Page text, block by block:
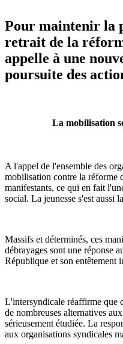
Pour maintenir la
retrait de la
appelle à une
poursuite des
La mobilisation
A l'appel de l'ensemble des
mobilisation contre la réforme
manifestants, ce qui en fait
social. La jeunesse s'est aussi
Massifs et déterminés, ces
débrayages sont une réponse
République et son entêtement
L'intersyndicale réaffirme que
de nombreuses alternatives
sérieusement étudiée. La
aux organisations syndicales